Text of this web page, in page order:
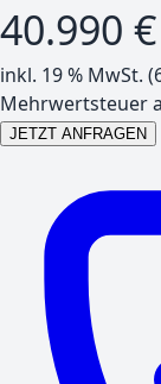
40.990 €
inkl. 19 % MwSt. (
Mehrwertsteuer
JETZT ANFRAGEN